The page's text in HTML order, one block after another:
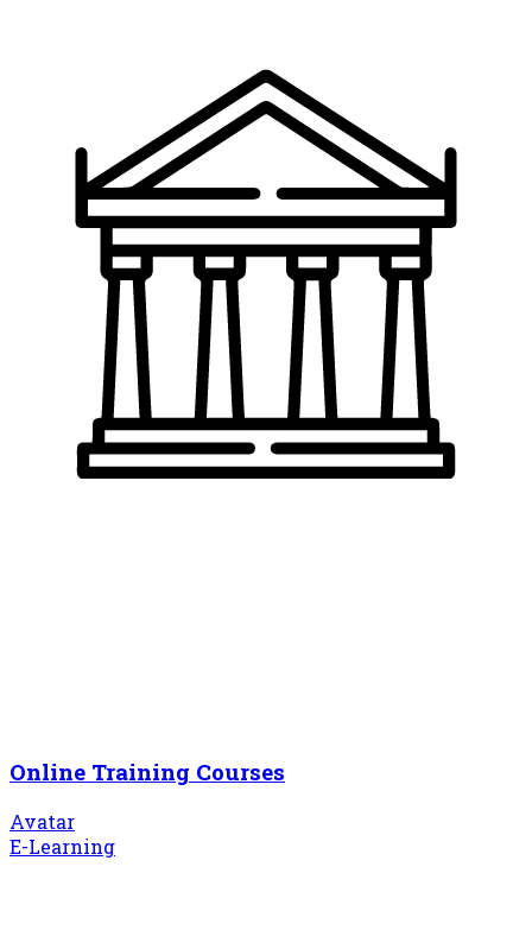
Online Training Courses
Avatar
E-Learning